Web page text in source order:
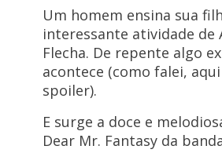
Um homem ensina sua
interessante atividade de
Flecha. De repente algo
acontece (como falei, aqui
spoiler).
E surge a doce e
Dear Mr. Fantasy da